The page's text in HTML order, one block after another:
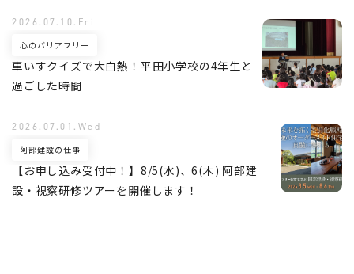
車いすクイズで大白熱！平田小学校の4年生と
過ごした時間
心のバリアフリー
2026.07.10.Fri
【お申し込み受付中！】8/5(水)、6(木) 阿部建
設・視察研修ツアーを開催します！
阿部建設の仕事
2026.07.01.Wed